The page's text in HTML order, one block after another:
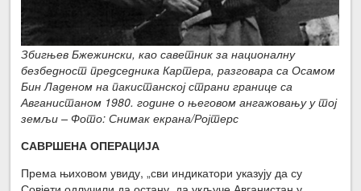
Збигњев Бжежински, као саветник за националну
безбедност председника Картера,разговара са Осамом
Бин Ладеном на пакистанској страни границе са
Авганистаном 1980. године о његовом ангажовању у тој
земљи – Фото: Снимак екрана/Ројтерс
САВРШЕНА ОПЕРАЦИЈА
Према њиховом увиду, „сви индикатори указују да су